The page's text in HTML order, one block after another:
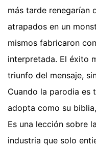
más tarde renegarían
atrapados en un
mismos fabricaron
interpretada. El éxito
triunfo del mensaje,
Cuando la parodia es
adopta como su
Es una lección sobre
industria que solo